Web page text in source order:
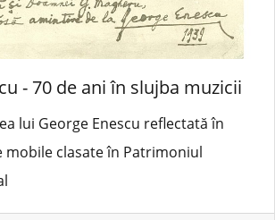
- 70 de ani în slujba muzicii
lui George Enescu reflectată în
clasate în Patrimoniul